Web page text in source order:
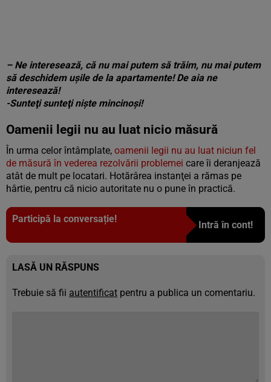
– Ne interesează, că nu mai putem să trăim, nu mai putem
să deschidem uşile de la apartamente! De aia ne
interesează!
-Sunteţi sunteţi nişte mincinoşi!
Oamenii legii nu au luat nicio măsură
În urma celor întâmplate, oamenii legii nu au luat niciun fel
de măsură în vederea rezolvării problemei care îi deranjează
atât de mult pe locatari. Hotărârea instanţei a rămas pe
hârtie, pentru că nicio autoritate nu o pune în practică.
Participă la conversație!
Intră în cont!
LASĂ UN RĂSPUNS
Trebuie să fii autentificat pentru a publica un comentariu.